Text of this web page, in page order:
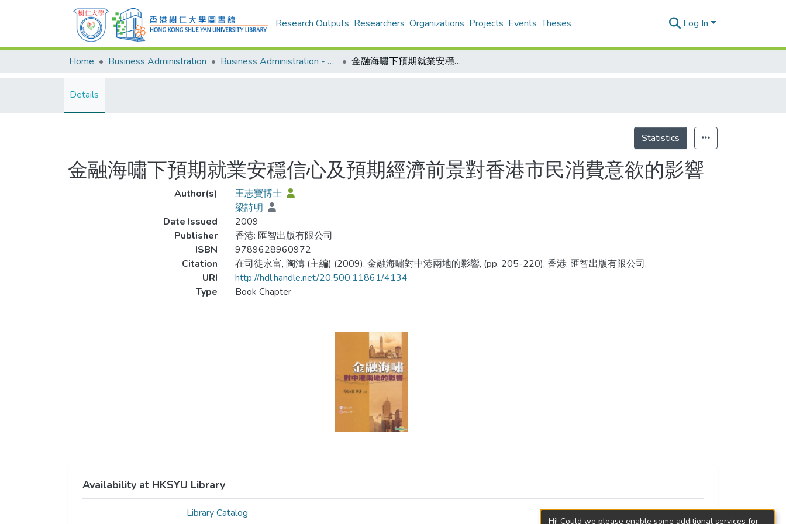
Research Outputs Researchers Organizations Projects Events Theses Log In
Home Business Administration Business Administration - Publication 金融海嘯下預期就業安穩信心及預期經濟前景對香港市民消費意欲的影響
Details
Statistics
金融海嘯下預期就業安穩信心及預期經濟前景對香港市民消費意欲的影響
Author(s)
王志寶博士
梁詩明
Date Issued
2009
Publisher
香港: 匯智出版有限公司
ISBN
9789628960972
Citation
在司徒永富, 陶濤 (主編) (2009). 金融海嘯對中港兩地的影響, (pp. 205-220). 香港: 匯智出版有限公司.
URI
http://hdl.handle.net/20.500.11861/4134
Type
Book Chapter
Availability at HKSYU Library
Library Catalog
Hi! Could we please enable some additional services for